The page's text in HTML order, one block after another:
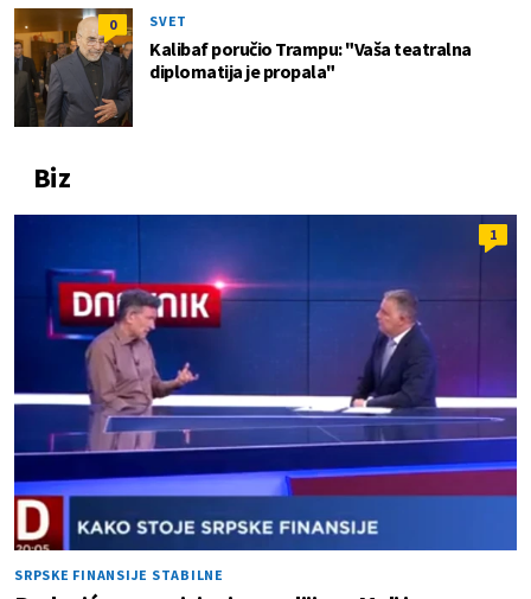
0 SVET
Kalibaf poručio Trampu: "Vaša teatralna
diplomatija je propala"
Biz
1
SRPSKE FINANSIJE STABILNE